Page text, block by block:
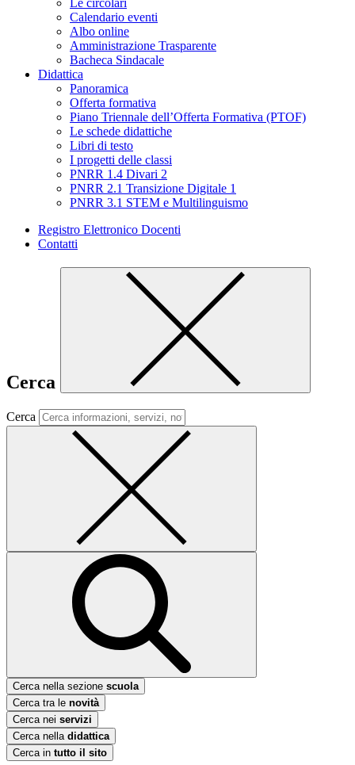
Le circolari
Calendario eventi
Albo online
Amministrazione Trasparente
Bacheca Sindacale
Didattica
Panoramica
Offerta formativa
Piano Triennale dell’Offerta Formativa (PTOF)
Le schede didattiche
Libri di testo
I progetti delle classi
PNRR 1.4 Divari 2
PNRR 2.1 Transizione Digitale 1
PNRR 3.1 STEM e Multilinguismo
Registro Elettronico Docenti
Contatti
Cerca
Cerca
Cerca nella sezione scuola
Cerca tra le novità
Cerca nei servizi
Cerca nella didattica
Cerca in tutto il sito